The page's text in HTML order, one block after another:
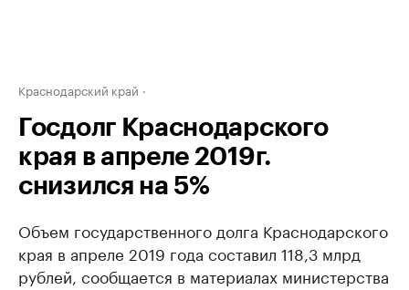
Краснодарский край
Госдолг Краснодарского
края в апреле 2019г.
снизился на 5%
Объем государственного долга Краснодарского
края в апреле 2019 года составил 118,3 млрд
рублей, сообщается в материалах министерства